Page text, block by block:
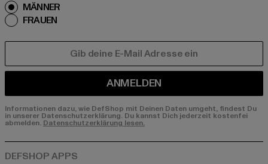
MÄNNER
FRAUEN
ANMELDEN
Informationen dazu, wie DefShop mit Deinen Daten umgeht, findest Du
in unserer Datenschutzerklärung. Du kannst Dich jederzeit kostenfei
abmelden. Datenschutzerklärung lesen.